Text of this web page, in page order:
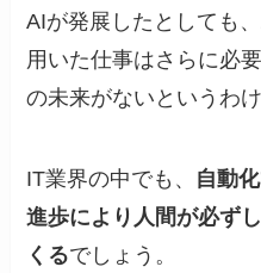
AIが発展したとしても
用いた仕事はさらに必
の未来がないというわ
IT業界の中でも、 自動
進歩により人間が必ず
くるでしょう。